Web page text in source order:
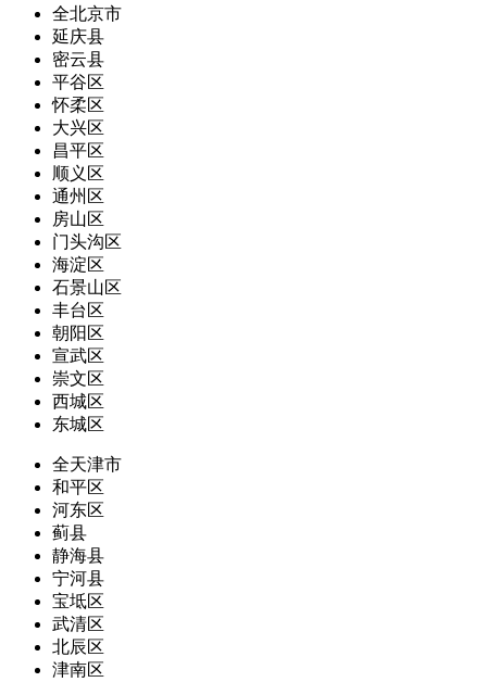
全北京市
延庆县
密云县
平谷区
怀柔区
大兴区
昌平区
顺义区
通州区
房山区
门头沟区
海淀区
石景山区
丰台区
朝阳区
宣武区
崇文区
西城区
东城区
全天津市
和平区
河东区
蓟县
静海县
宁河县
宝坻区
武清区
北辰区
津南区